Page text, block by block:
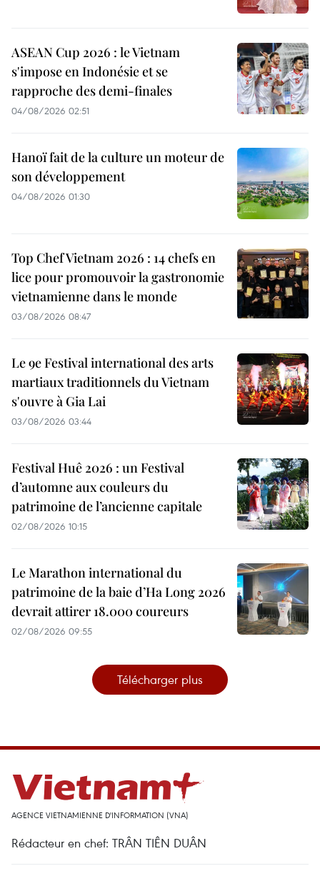
ASEAN Cup 2026 : le Vietnam
s'impose en Indonésie et se
rapproche des demi-finales
04/08/2026 02:51
Hanoï fait de la culture un moteur de
son développement
04/08/2026 01:30
Top Chef Vietnam 2026 : 14 chefs en
lice pour promouvoir la gastronomie
vietnamienne dans le monde
03/08/2026 08:47
Le 9e Festival international des arts
martiaux traditionnels du Vietnam
s'ouvre à Gia Lai
03/08/2026 03:44
Festival Huê 2026 : un Festival
d’automne aux couleurs du
patrimoine de l’ancienne capitale
02/08/2026 10:15
Le Marathon international du
patrimoine de la baie d’Ha Long 2026
devrait attirer 18.000 coureurs
02/08/2026 09:55
Télécharger plus
AGENCE VIETNAMIENNE D'INFORMATION (VNA)
Rédacteur en chef: TRÂN TIÊN DUÂN